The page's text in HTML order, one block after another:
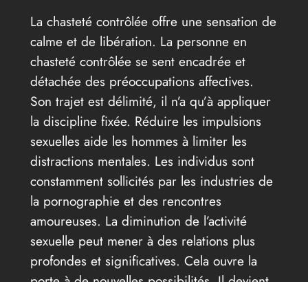
La chasteté contrôlée offre une sensation de
calme et de libération. La personne en
chasteté contrôlée se sent encadrée et
détachée des préoccupations affectives.
Son trajet est délimité, il n’a qu’à appliquer
la discipline fixée. Réduire les impulsions
sexuelles aide les hommes à limiter les
distractions mentales. Les individus sont
constamment sollicités par les industries de
la pornographie et des rencontres
amoureuses. La diminution de l’activité
sexuelle peut mener à des relations plus
profondes et significatives. Cela ouvre la